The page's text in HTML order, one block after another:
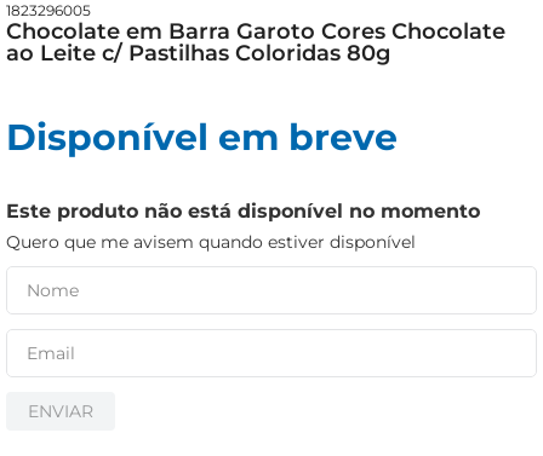
1823296005
Chocolate em Barra Garoto Cores Chocolate
ao Leite c/ Pastilhas Coloridas 80g
Disponível em breve
Este produto não está disponível no momento
Quero que me avisem quando estiver disponível
ENVIAR
arroz
cerveja
iogurte
papel higiênico